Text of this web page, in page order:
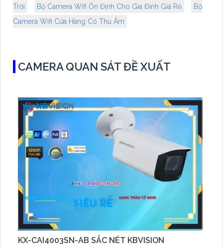
Trời
Bộ Camera Wifi Ổn Định Cho Gia Đình Giá Rẻ
Bộ
Camera Wifi Cửa Hàng Có Thu Âm
CAMERA QUAN SÁT ĐỀ XUẤT
KX-CAI4003SN-AB SẮC NÉT KBVISION